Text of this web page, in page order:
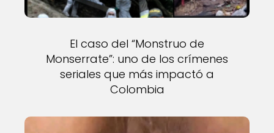
El caso del “Monstruo de
Monserrate”: uno de los crímenes
seriales que más impactó a
Colombia